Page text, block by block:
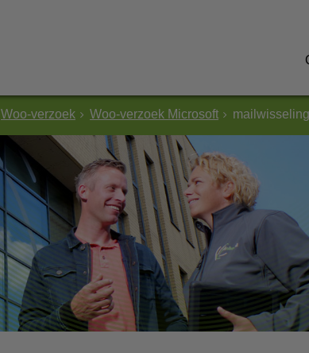
Woo-verzoek Woo-verzoek Microsoft